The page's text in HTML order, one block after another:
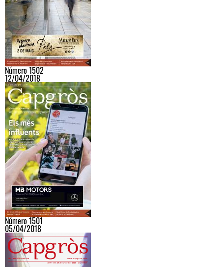
Número 1502
12/04/2018
Número 1501
05/04/2018